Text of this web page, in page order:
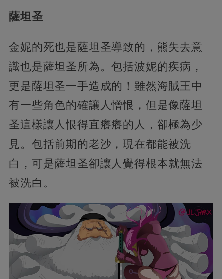
薩坦圣
金妮的死也是薩坦圣導致的，熊失去意
識也是薩坦圣所為。包括波妮的疾病，
更是薩坦圣一手造成的！雖然海賊王中
有一些角色的確讓人憎恨，但是像薩坦
圣這樣讓人恨得直癢癢的人，卻極為少
見。包括前期的老沙，現在都能被洗
白，可是薩坦圣卻讓人覺得根本就無法
被洗白。